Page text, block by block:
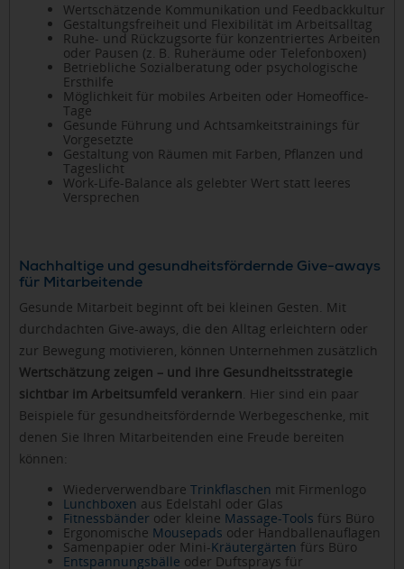
Wertschätzende Kommunikation und Feedbackkultur
Gestaltungsfreiheit und Flexibilität im Arbeitsalltag
Ruhe- und Rückzugsorte für konzentriertes Arbeiten
oder Pausen (z. B. Ruheräume oder Telefonboxen)
Betriebliche Sozialberatung oder psychologische
Ersthilfe
Möglichkeit für mobiles Arbeiten oder Homeoffice-
Tage
Gesunde Führung und Achtsamkeitstrainings für
Vorgesetzte
Gestaltung von Räumen mit Farben, Pflanzen und
Tageslicht
Work-Life-Balance als gelebter Wert statt leeres
Versprechen
Nachhaltige und gesundheitsfördernde Give-aways
für Mitarbeitende
Gesunde Mitarbeit beginnt oft bei kleinen Gesten. Mit
durchdachten Give-aways, die den Alltag erleichtern oder
zur Bewegung motivieren, können Unternehmen zusätzlich
Wertschätzung zeigen – und ihre Gesundheitsstrategie
sichtbar im Arbeitsumfeld verankern . Hier sind ein paar
Beispiele für gesundheitsfördernde Werbegeschenke, mit
denen Sie Ihren Mitarbeitenden eine Freude bereiten
können:
Wiederverwendbare Trinkflaschen mit Firmenlogo
Lunchboxen aus Edelstahl oder Glas
Fitnessbänder oder kleine Massage-Tools fürs Büro
Ergonomische Mousepads oder Handballenauflagen
Samenpapier oder Mini-Kräutergärten fürs Büro
Entspannungsbälle oder Duftsprays für